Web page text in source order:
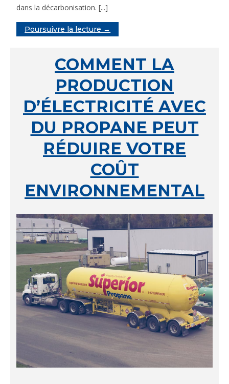
dans la décarbonisation. [...]
Poursuivre la lecture →
COMMENT LA
PRODUCTION
D’ÉLECTRICITÉ AVEC
DU PROPANE PEUT
RÉDUIRE VOTRE
COÛT
ENVIRONNEMENTAL